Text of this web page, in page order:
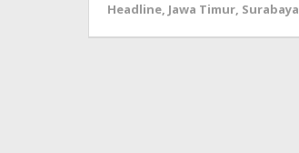
Headline, Jawa Timur, Surabaya